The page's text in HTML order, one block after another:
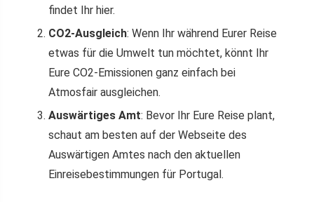
findet Ihr hier.
CO2-Ausgleich: Wenn Ihr während Eurer Reise
etwas für die Umwelt tun möchtet, könnt Ihr
Eure CO2-Emissionen ganz einfach bei
Atmosfair ausgleichen.
Auswärtiges Amt: Bevor Ihr Eure Reise plant,
schaut am besten auf der Webseite des
Auswärtigen Amtes nach den aktuellen
Einreisebestimmungen für Portugal.